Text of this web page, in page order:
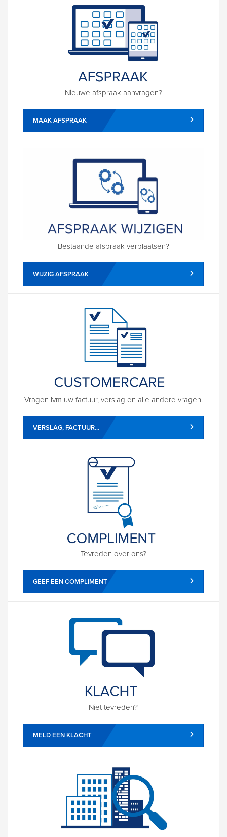
Nieuwe afspraak aanvragen?
MAAK AFSPRAAK
Bestaande afspraak verplaatsen?
WIJZIG AFSPRAAK
Vragen ivm uw factuur, verslag en alle andere vragen.
VERSLAG, FACTUUR...
Tevreden over ons?
GEEF EEN COMPLIMENT
Niet tevreden?
MELD EEN KLACHT